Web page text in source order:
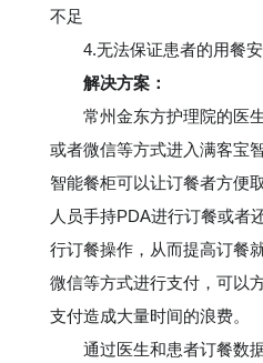
不足
4.无法保证患者的用餐
解决方案：
常州金东方护理院的医
或者微信等方式进入满客宝
智能餐柜可以让订餐者方便
人员手持PDA进行订餐或者
行订餐操作，从而提高订餐
微信等方式进行支付，可以
支付造成大量时间的浪费。
通过医生和患者订餐数